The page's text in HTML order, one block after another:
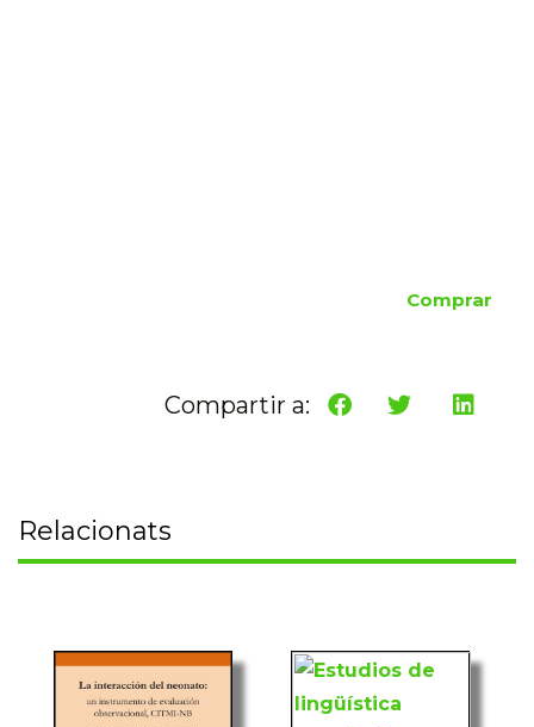
Comprar
Compartir a:
Relacionats